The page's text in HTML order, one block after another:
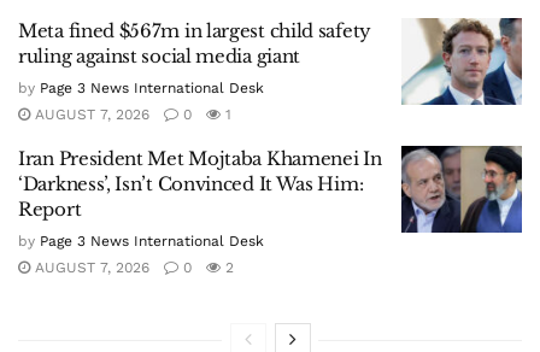
Meta fined $567m in largest child safety
ruling against social media giant
by Page 3 News International Desk
AUGUST 7, 2026
0 1
Iran President Met Mojtaba Khamenei In
‘Darkness’, Isn’t Convinced It Was Him:
Report
by Page 3 News International Desk
AUGUST 7, 2026
0 2